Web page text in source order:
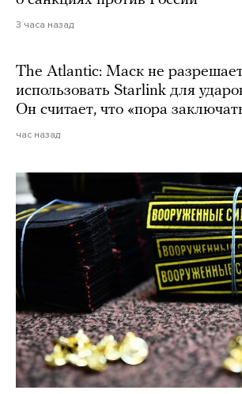
3 часа назад
The Atlantic: Маск не
использовать Starlink для
Он считает, что «пора
час назад